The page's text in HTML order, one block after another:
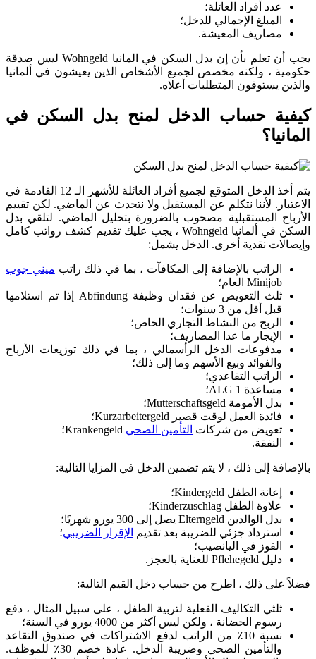
عدد أفراد العائلة؛
المبلغ الإجمالي للدخل؛
مصاريف المعيشة.
يجب أن تعلم بأن إن بدل السكن في المانيا Wohngeld ليس صدقة
حكومية ، ولكنه مخصص لجميع الأشخاص الذين يعيشون في ألمانيا
والذين يستوفون المتطلبات أعلاه.
كيفية حساب الدخل لمنح بدل السكن في
المانيا؟
يتم أخذ الدخل المتوقع لجميع أفراد العائلة للأشهر الـ 12 القادمة في
الاعتبار. لأننا نتكلم عن المستقبل ولا نتحدث عن الماضي. لكن تقييم
الأرباح المستقبلية مصحوب بالضرورة بتحليل الماضي. لتلقي بدل
السكن في ألمانيا Wohngeld ، يجب عليك تقديم كشف رواتب كامل
وإيصالات نقدية أخرى. الدخل يشمل:
الراتب بالإضافة إلى المكافآت ، بما في ذلك راتب ميني جوب
Minijob العام؛
ثلث التعويض عن فقدان وظيفة Abfindung إذا تم استلامها
قبل أقل من 3 سنوات؛
الربح من النشاط التجاري الخاص؛
الإيجار ما عدا المصاريف؛
مدفوعات الدخل الرأسمالي ، بما في ذلك توزيعات الأرباح
والفوائد وبيع الأسهم وما إلى ذلك؛
الراتب التقاعدي؛
مساعدة ALG 1؛
بدل الأمومة Mutterschaftsgeld؛
فائدة العمل لوقت قصير Kurzarbeitergeld؛
تعويض من شركات التأمين الصحي
النفقة.
بالإضافة إلى ذلك ، لا يتم تضمين الدخل في المزايا التالية:
إعانة الطفل Kindergeld؛
علاوة الطفل Kinderzuschlag؛
بدل الوالدين Elterngeld يصل إلى 300 يورو شهريًا؛
استرداد جزئي للضريبة بعد تقديم
الإقرار الضريبي؛
الفوز في اليانصيب؛
دليل Pflehegeld للعناية بالعجز.
فضلاً على ذلك ، اطرح من حساب دخل القيم التالية:
ثلثي التكاليف الفعلية لتربية الطفل ، على سبيل المثال ، دفع
رسوم الحضانة ، ولكن ليس أكثر من 4000 يورو في السنة؛
نسبة 10٪ من الراتب لدفع الاشتراكات في صندوق التقاعد
والتأمين الصحي وضريبة الدخل. عادة خصم 30٪ للموظف.